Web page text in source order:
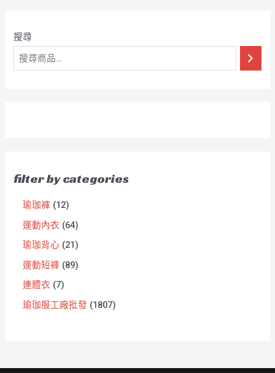
搜尋
filter by categories
瑜珈褲
12
運動內衣
64
瑜珈背心
21
運動短褲
89
連體衣
7
瑜珈服工廠批發
1807